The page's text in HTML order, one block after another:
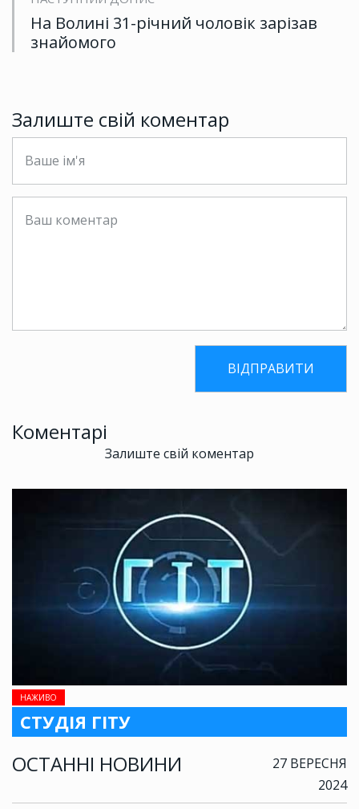
НАЖИВО
СТУДІЯ ГІТУ
ОСТАННІ НОВИНИ
27 ВЕРЕСНЯ
2024
На Волині 31-річний чоловік зарізав
знайомого
Залиште свій коментар
Коментарі
Залиште свій коментар